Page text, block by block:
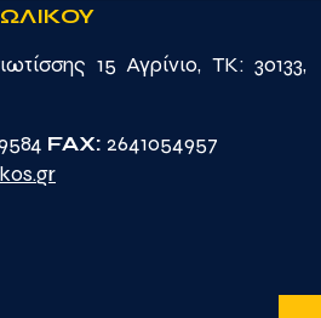
15 Αγρίνιο, TK: 30133,
FAX: 2641054957